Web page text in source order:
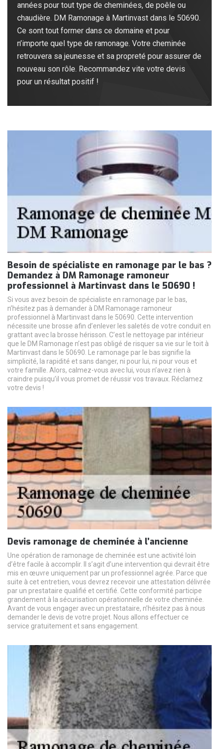
années pour tout type de cheminées, de poêle ou
chaudière. DM Ramonage à Martinvast dans le 50690.
Ce sont tout former dans ce domaine et pour
n’importe quel type de ramonage. Votre cheminée
retrouvera sa jeunesse et sa propreté pour assurer de
nouveau son rôle. Recommandez vite votre devis
pour un résultat positif !
Besoin de spécialiste en ramonage par le bas ?
Demandez à DM Ramonage ramoneur
professionnel à Martinvast dans le 50690 !
Si vous avez besoin de spécialiste en ramonage par le bas,
n’hésitez pas à demander à DM Ramonage ramoneur
professionnel à Martinvast dans le 50690. Cette intervention
nécessite une brosse afin d’enlever les saletés de votre conduit en
grattant avec la brosse hérisson. C’est le nettoyage par intérieur
que le DM Ramonage n’est pas obligé de risquer sa vie sur le toit à
Martinvast dans le 50690. Le ramonage par le bas signifie la
simplicité, la rapidité et sans danger, ni pour lui, ni pour vous et
votre famille. Alors, calmez-vous avec lui, vous n’avez rien à
craindre puisqu’il vous promet de réussir vos travaux. Réclamez
votre devis !
Devis ramonage de cheminée à l’ancienne
Une opération de ramonage de cheminée est une activité loin
d’être facile à accomplir. Il s’agit d’une intervention qui devrait être
mis en œuvre uniquement par un professionnel agrée. Parce que
suite à cet entretien, vous devrez recevoir une attestation délivrée
par un prestataire qualifié et certifié. Cette conformité participe
grandement à la sécurisation opérationnelle de votre cheminée.
Avant de vous engager avec un prestataire, n’hésitez pas à nous
demander le devis de votre projet. Nous allons effectuer ce
service gratuitement et sans engagement.